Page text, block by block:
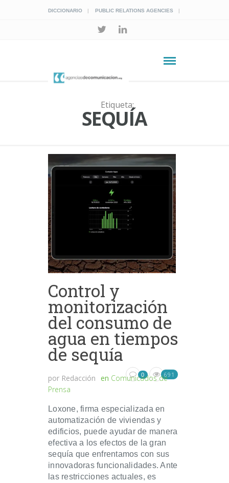
DICCIONARIO PUBLIC RELATIONS AGENCIES
Etiqueta:
SEQUÍA
Control y
monitorización
del consumo de
agua en tiempos
de sequía
por Redacción en Comunicados de
Prensa
0 691
Loxone, firma especializada en
automatización de viviendas y
edificios, puede ayudar de manera
efectiva a los efectos de la gran
sequía que enfrentamos con sus
innovadoras funcionalidades. Ante
las restricciones actuales, es